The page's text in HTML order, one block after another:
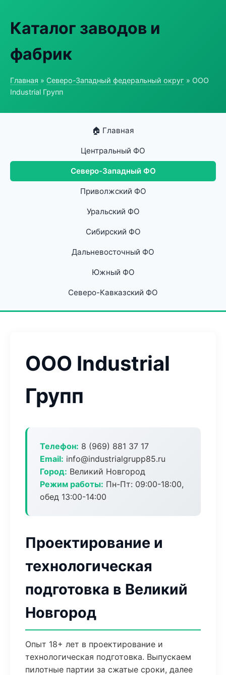
Каталог заводов и
фабрик
Главная » Северо-Западный федеральный округ » ООО
Industrial Групп
🏠 Главная
Центральный ФО
Северо-Западный ФО
Приволжский ФО
Уральский ФО
Сибирский ФО
Дальневосточный ФО
Южный ФО
Северо-Кавказский ФО
ООО Industrial
Групп
Телефон: 8 (969) 881 37 17
Email: info@industrialgrupp85.ru
Город: Великий Новгород
Режим работы: Пн-Пт: 09:00-18:00,
обед 13:00-14:00
Проектирование и
технологическая
подготовка в Великий
Новгород
Опыт 18+ лет в проектирование и
технологическая подготовка. Выпускаем
пилотные партии за сжатые сроки, далее